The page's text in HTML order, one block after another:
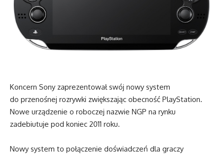
Koncern Sony zaprezentował swój nowy system
do przenośnej rozrywki zwiększając obecność PlayStation.
Nowe urządzenie o roboczej nazwie NGP na rynku
zadebiutuje pod koniec 2011 roku.
Nowy system to połączenie doświadczeń dla graczy